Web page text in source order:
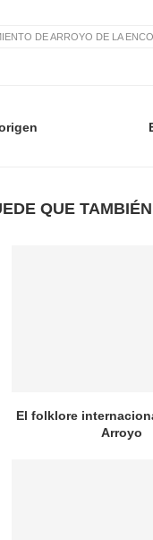
DE ARROYO DE LA
QUE
El folklore
Arroyo